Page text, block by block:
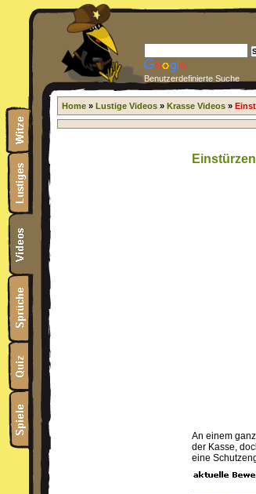
Benutzerdefinierte Suche
Home » Lustige Videos » Krasse Videos »
An einem
der Kasse,
eine